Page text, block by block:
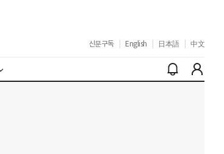
신문구독 English 日本語 中文